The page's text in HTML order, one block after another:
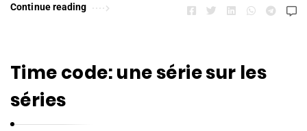
Continue reading
Time code: une série sur les
séries